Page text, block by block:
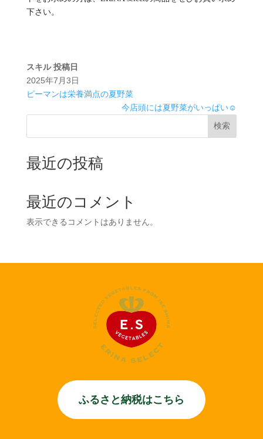
下さい。
スキル 投稿日
2025年7月3日
ピーマンは栄養満点の夏野菜
今店頭には夏野菜がいっぱい☺️
検索
最近の投稿
最近のコメント
表示できるコメントはありません。
ふるさと納税はこちら